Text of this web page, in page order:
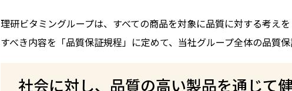
理研ビタミングループは、すべての商品を対象に品質に対する考え
すべき内容を「品質保証規程」に定めて、当社グループ全体の品質
社会に対し、品質の高い製品を通じて